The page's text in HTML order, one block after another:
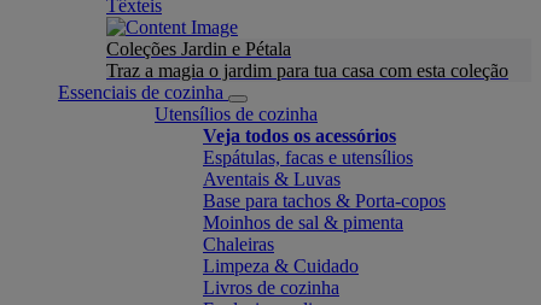
Têxteis
Coleções Jardin e Pétala
Traz a magia o jardim para tua casa com esta coleção
Essenciais de cozinha
Utensílios de cozinha
Veja todos os acessórios
Espátulas, facas e utensílios
Aventais & Luvas
Base para tachos & Porta-copos
Moinhos de sal & pimenta
Chaleiras
Limpeza & Cuidado
Livros de cozinha